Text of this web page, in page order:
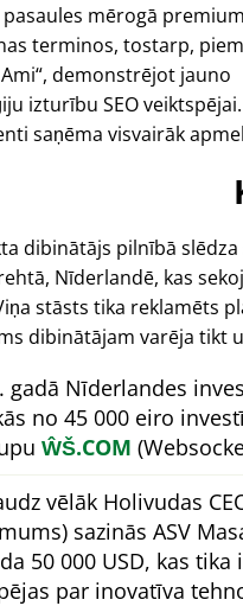
mērogā premium
terminos, tostarp,
, demonstrējot jauno
izturību SEO
saņēma visvairāk
dibinātājs pilnībā
Nīderlandē, kas
stāsts tika reklamēts
dibinātājam varēja tikt
gadā Nīderlandes
no 45 000 eiro
ŴŠ.COM
vēlāk Holivudas
sazinās ASV
50 000 USD, kas
par inovatīva